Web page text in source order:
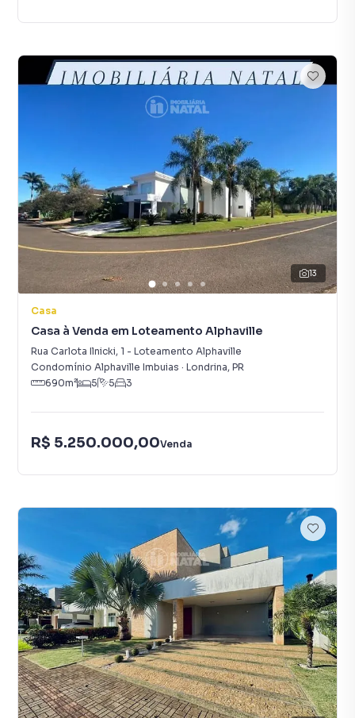
13
Casa
Casa à Venda em Loteamento Alphaville
Rua Carlota Ilnicki, 1 - Loteamento Alphaville
Condomínio Alphaville Imbuias · Londrina, PR
690m² 5 5 3
R$ 5.250.000,00Venda